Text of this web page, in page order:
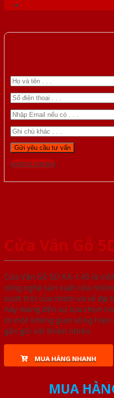
Gọi 0976.169.864
Cửa Vân Gỗ
Cửa Vân Gỗ 5D KA-1.43 là
công nghệ sản xuất cửa
vượt trội của nhôm và vẻ đẹp
này mang đến sự lựa chọn
có một không gian sống
gần gũi với thiên nhiên.
MUA HÀNG NHANH
MUA